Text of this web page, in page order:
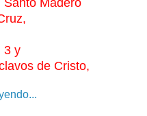
3 y
de Cristo,